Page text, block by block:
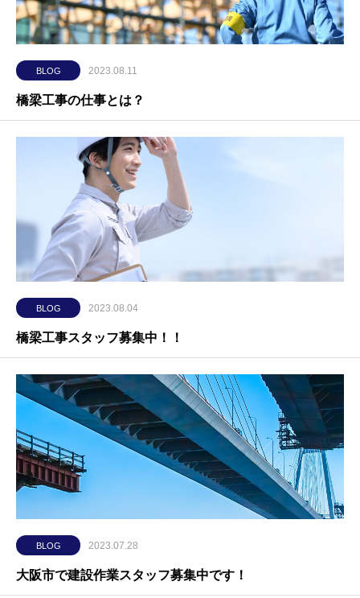
BLOG 2023.08.11
橋梁工事の仕事とは？
BLOG 2023.08.04
橋梁工事スタッフ募集中！！
BLOG 2023.07.28
大阪市で建設作業スタッフ募集中です！